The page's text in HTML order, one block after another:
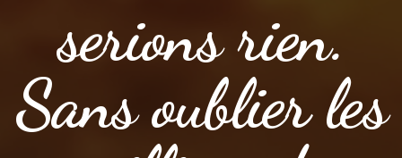
serions rien.
Sans oublier les